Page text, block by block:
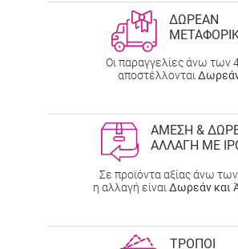
ΔΩΡΕΑΝ
Οι παραγγελίες άνω των
αποστέλλονται
ΑΜΕΣΗ &
ΑΛΛΑΓΗ ΜΕ
Σε προϊόντα αξίας άνω
η αλλαγή είναι Δωρεάν και
ΤΡΟΠΟΙ